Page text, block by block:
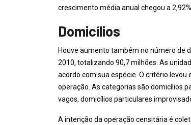
crescimento média anual chegou a
Domicílios
Houve aumento também no número de
2010, totalizando 90,7 milhões. As
acordo com sua espécie. O critério
operação. As categorias são domicílios
vagos, domicílios particulares
A intenção da operação censitária é